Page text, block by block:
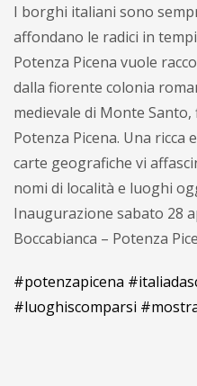
I borghi italiani sono
affondano le radici in
Potenza Picena vuole
dalla fiorente colonia
medievale di Monte
Potenza Picena. Una ricca
carte geografiche vi
nomi di località e luoghi
Inaugurazione sabato 28
Boccabianca – Potenza
#potenzapicena
#luoghiscomparsi